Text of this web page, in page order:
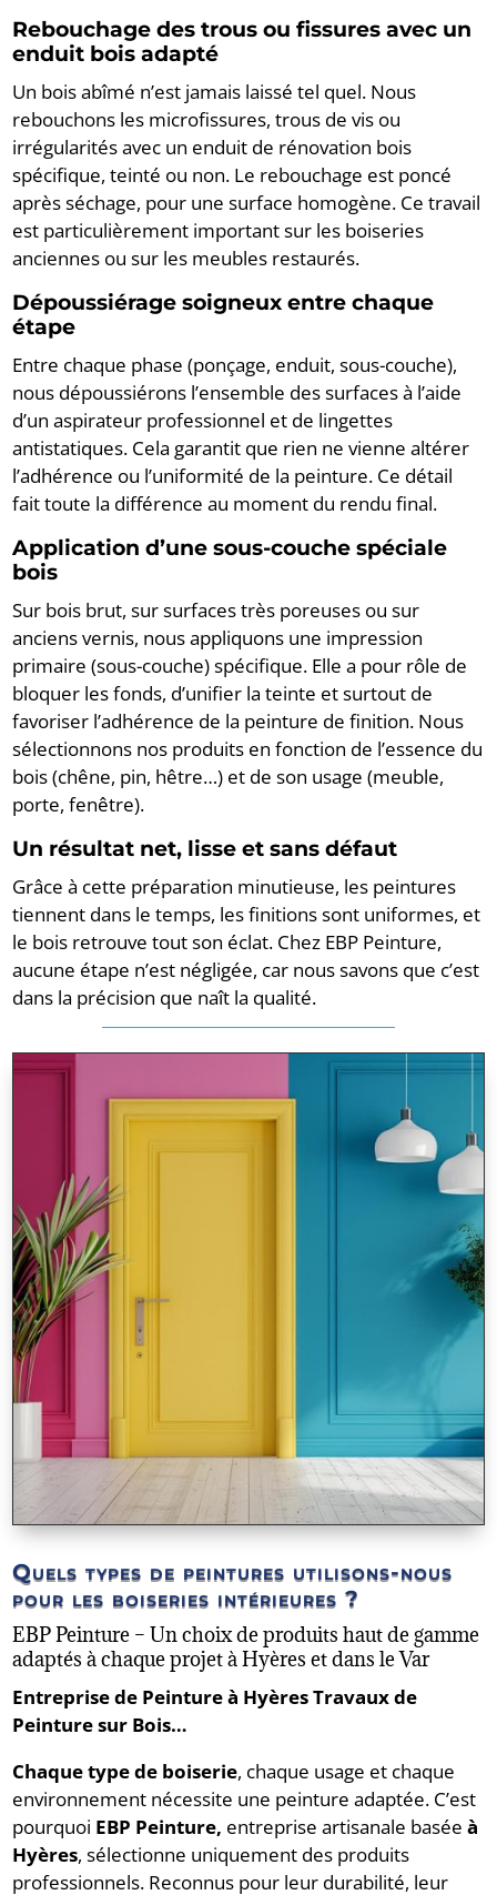
Rebouchage des trous ou fissures avec un
enduit bois adapté
Un bois abîmé n’est jamais laissé tel quel. Nous
rebouchons les microfissures, trous de vis ou
irrégularités avec un enduit de rénovation bois
spécifique, teinté ou non. Le rebouchage est poncé
après séchage, pour une surface homogène. Ce travail
est particulièrement important sur les boiseries
anciennes ou sur les meubles restaurés.
Dépoussiérage soigneux entre chaque
étape
Entre chaque phase (ponçage, enduit, sous-couche),
nous dépoussiérons l’ensemble des surfaces à l’aide
d’un aspirateur professionnel et de lingettes
antistatiques. Cela garantit que rien ne vienne altérer
l’adhérence ou l’uniformité de la peinture. Ce détail
fait toute la différence au moment du rendu final.
Application d’une sous-couche spéciale
bois
Sur bois brut, sur surfaces très poreuses ou sur
anciens vernis, nous appliquons une impression
primaire (sous-couche) spécifique. Elle a pour rôle de
bloquer les fonds, d’unifier la teinte et surtout de
favoriser l’adhérence de la peinture de finition. Nous
sélectionnons nos produits en fonction de l’essence du
bois (chêne, pin, hêtre…) et de son usage (meuble,
porte, fenêtre).
Un résultat net, lisse et sans défaut
Grâce à cette préparation minutieuse, les peintures
tiennent dans le temps, les finitions sont uniformes, et
le bois retrouve tout son éclat. Chez EBP Peinture,
aucune étape n’est négligée, car nous savons que c’est
dans la précision que naît la qualité.
Quels types de peintures utilisons-nous
pour les boiseries intérieures ?
EBP Peinture – Un choix de produits haut de gamme
adaptés à chaque projet à Hyères et dans le Var
Entreprise de Peinture à Hyères Travaux de
Peinture sur Bois…
Chaque type de boiserie, chaque usage et chaque
environnement nécessite une peinture adaptée. C’est
pourquoi EBP Peinture, entreprise artisanale baséeà
Hyères, sélectionne uniquement des produits
professionnels. Reconnus pour leur durabilité, leur